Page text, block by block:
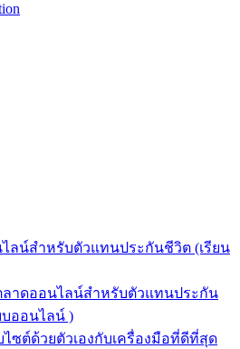
ลน์สำหรับตัวแทนประกันชีวิต (เรียน
าดออนไลน์สำหรับตัวแทนประกัน
บออนไลน์ )
ไซต์ด้วยตัวเองกับเครื่องมือที่ดีที่สุด